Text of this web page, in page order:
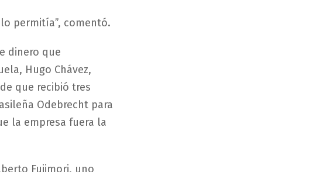
permitía”, comentó.
dinero que
Hugo Chávez,
que recibió tres
Odebrecht para
la empresa fuera la
Fujimori, uno